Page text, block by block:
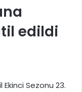
edildi
Sezonu 23.